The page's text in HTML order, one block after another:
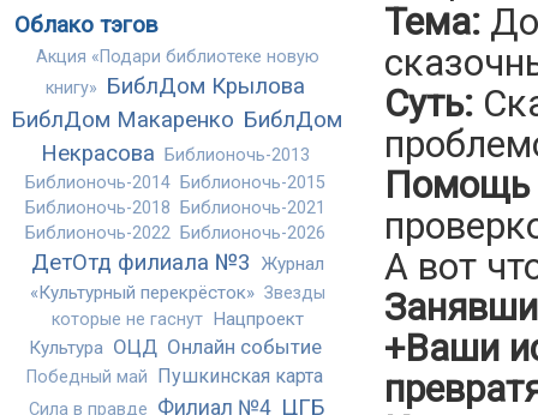
Облако тэгов
Акция «Подари библиотеке новую
книгу» БиблДом Крылова
БиблДом Макаренко БиблДом
Некрасова
Библионочь-2013
Библионочь-2014
Библионочь-2015
Библионочь-2018
Библионочь-2021
Библионочь-2022
Библионочь-2026
ДетОтд филиала №3
Журнал
«Культурный перекрёсток» Звезды
которые не гаснут Нацпроект
Культура ОЦД Онлайн событие
Победный май Пушкинская карта
Сила в правде Филиал №4 ЦГБ
Тема:
Суть:
Помощь
А вот
+Ваши